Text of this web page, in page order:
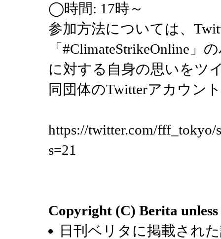
◯時間: 17時～
参加方法については、
「#ClimateStrikeOnline
に対する自身の思いをツ
同団体のTwitterアカウ
https://twitter.com/fff_tokyo/
s=21
Copyright (C) Berita
日刊ベリタに掲載され